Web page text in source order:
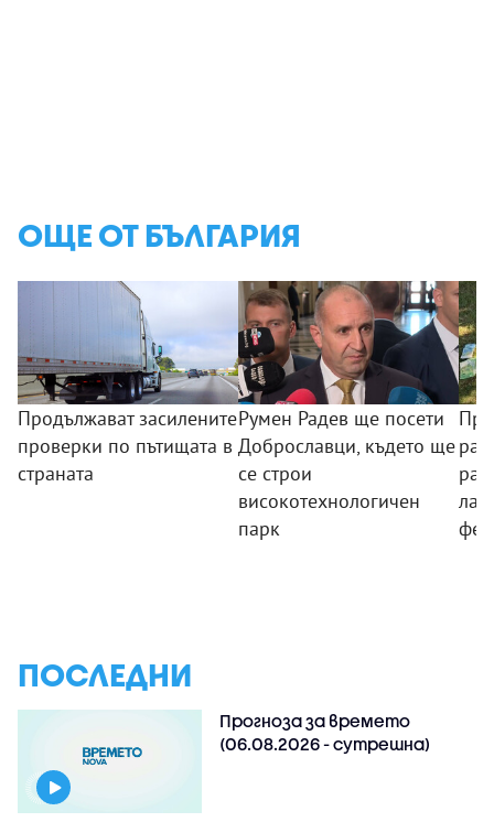
ОЩЕ ОТ БЪЛГАРИЯ
Продължават засилените
проверки по пътищата в
страната
Румен Радев ще посети
Доброславци, където ще
се строи
високотехнологичен
парк
ПОСЛЕДНИ
Прогноза за времето
(06.08.2026 - сутрешна)